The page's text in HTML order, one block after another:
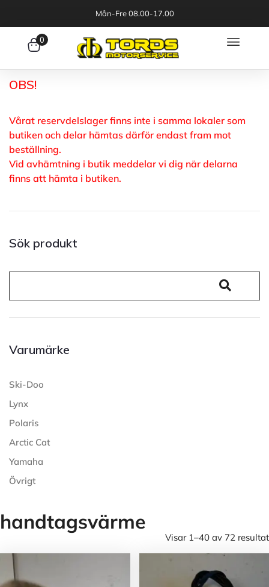
Mån-Fre 08.00-17.00
0
OBS!
Vårat reservdelslager finns inte i samma lokaler som
butiken och delar hämtas därför endast fram mot
beställning.
Vid avhämtning i butik meddelar vi dig när delarna
finns att hämta i butiken.
Sök produkt
Varumärke
Ski-Doo
Lynx
Polaris
Arctic Cat
Yamaha
Övrigt
handtagsvärme
Visar 1–40 av 72 resultat